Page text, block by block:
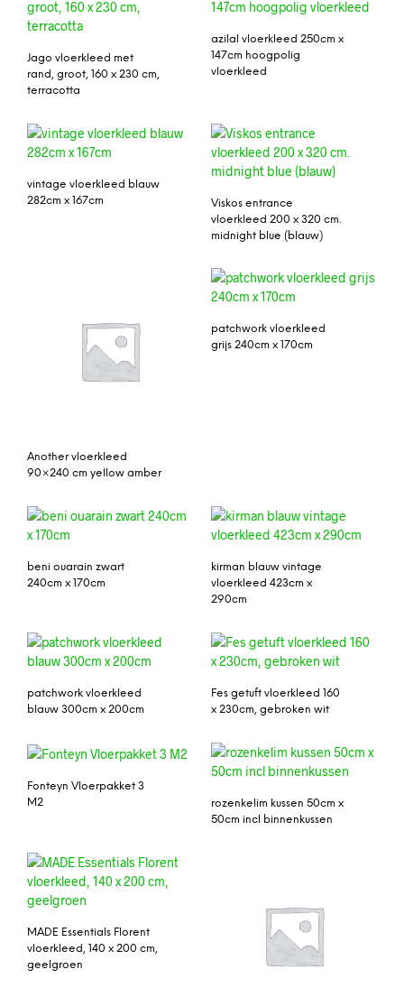
Jago vloerkleed met
rand, groot, 160 x 230 cm,
terracotta
azilal vloerkleed 250cm x
147cm hoogpolig
vloerkleed
vintage vloerkleed blauw
282cm x 167cm
Viskos entrance
vloerkleed 200 x 320 cm.
midnight blue (blauw)
Another vloerkleed
90×240 cm yellow amber
patchwork vloerkleed
grijs 240cm x 170cm
beni ouarain zwart
240cm x 170cm
kirman blauw vintage
vloerkleed 423cm x
290cm
patchwork vloerkleed
blauw 300cm x 200cm
Fes getuft vloerkleed 160
x 230cm, gebroken wit
Fonteyn Vloerpakket 3
M2
rozenkelim kussen 50cm x
50cm incl binnenkussen
MADE Essentials Florent
vloerkleed, 140 x 200 cm,
geelgroen